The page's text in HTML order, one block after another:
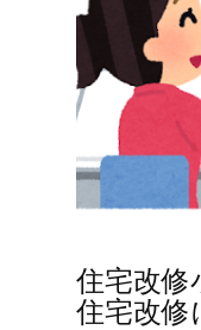
住宅改
住宅改修